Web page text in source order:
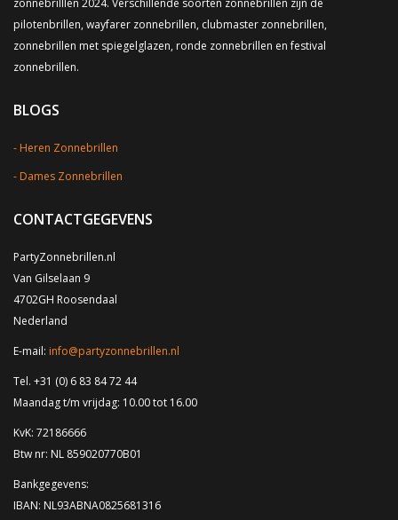
zonnebrilllen 2024. Verschillende soorten zonnebrillen zijn de
pilotenbrillen, wayfarer zonnebrillen, clubmaster zonnebrillen,
zonnebrillen met spiegelglazen, ronde zonnebrillen en festival
zonnebrillen.
BLOGS
Heren Zonnebrillen
Dames Zonnebrillen
CONTACTGEGEVENS
PartyZonnebrillen.nl
Van Gilselaan 9
4702GH Roosendaal
Nederland
E-mail: info@partyzonnebrillen.nl
Tel. +31 (0) 6 83 84 72 44
Maandag t/m vrijdag: 10.00 tot 16.00
KvK: 72186666
Btw nr: NL 859020770B01
Bankgegevens:
IBAN: NL93ABNA0825681316